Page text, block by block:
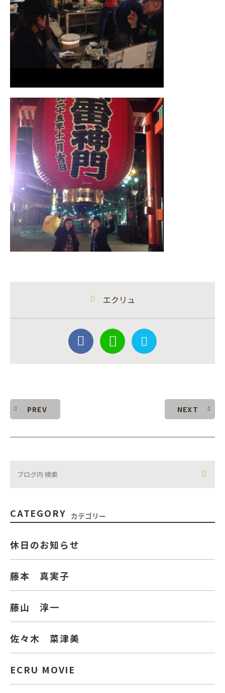
エクリュ
PREV NEXT
CATEGORY カテゴリー
休日のお知らせ
藤本 真実子
藤山 淳一
佐々木 菜津美
ECRU MOVIE